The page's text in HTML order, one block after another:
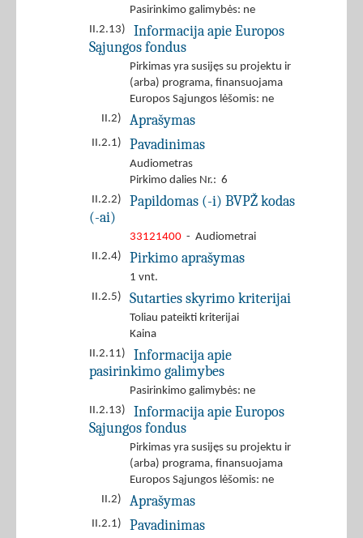
Pasirinkimo galimybės: ne
II.2.13)
Informacija apie Europos
Sąjungos fondus
Pirkimas yra susijęs su projektu ir
(arba) programa, finansuojama
Europos Sąjungos lėšomis: ne
II.2)
Aprašymas
II.2.1) Pavadinimas
Audiometras
Pirkimo dalies Nr.: 6
II.2.2)
Papildomas (-i) BVPŽ kodas
(-ai)
33121400 - Audiometrai
II.2.4)
Pirkimo aprašymas
1 vnt.
II.2.5)
Sutarties skyrimo kriterijai
Toliau pateikti kriterijai
Kaina
II.2.11)
Informacija apie
pasirinkimo galimybes
Pasirinkimo galimybės: ne
II.2.13)
Informacija apie Europos
Sąjungos fondus
Pirkimas yra susijęs su projektu ir
(arba) programa, finansuojama
Europos Sąjungos lėšomis: ne
II.2)
Aprašymas
II.2.1) Pavadinimas